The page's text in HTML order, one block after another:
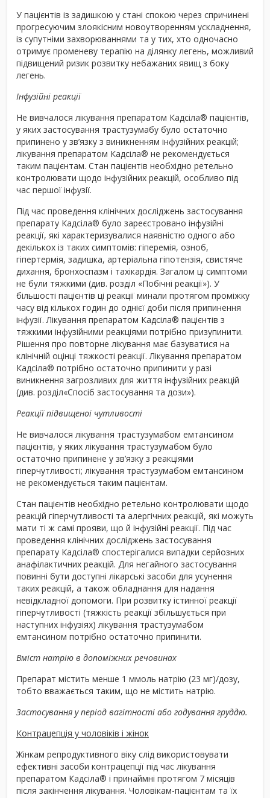
У пацієнтів із задишкою у стані спокою через спричинені
прогресуючим злоякісним новоутворенням ускладнення,
із супутніми захворюваннями та у тих, хто одночасно
отримує променеву терапію на ділянку легень, можливий
підвищений ризик розвитку небажаних явищ з боку
легень.
Інфузійні реакції
Не вивчалося лікування препаратом Кадсіла® пацієнтів,
у яких застосування трастузумабу було остаточно
припинено у зв’язку з виникненням інфузійних реакцій;
лікування препаратом Кадсіла® не рекомендується
таким пацієнтам. Стан пацієнтів необхідно ретельно
контролювати щодо інфузійних реакцій, особливо під
час першої інфузії.
Під час проведення клінічних досліджень застосування
препарату Кадсіла® було зареєстровано інфузійні
реакції, які характеризувалися наявністю одного або
декількох із таких симптомів: гіперемія, озноб,
гіпертермія, задишка, артеріальна гіпотензія, свистяче
дихання, бронхоспазм і тахікардія. Загалом ці симптоми
не були тяжкими (див. розділ «Побічні реакції»). У
більшості пацієнтів ці реакції минали протягом проміжку
часу від кількох годин до однієї доби після припинення
інфузії. Лікування препаратом Кадсіла® пацієнтів з
тяжкими інфузійними реакціями потрібно призупинити.
Рішення про повторне лікування має базуватися на
клінічній оцінці тяжкості реакції. Лікування препаратом
Кадсіла® потрібно остаточно припинити у разі
виникнення загрозливих для життя інфузійних реакцій
(див. розділ«Спосіб застосування та дози»).
Реакції підвищеної чутливості
Не вивчалося лікування трастузумабом емтансином
пацієнтів, у яких лікування трастузумабом було
остаточно припинене у зв’язку з реакціями
гіперчутливості; лікування трастузумабом емтансином
не рекомендується таким пацієнтам.
Стан пацієнтів необхідно ретельно контролювати щодо
реакцій гіперчутливості та алергічних реакцій, які можуть
мати ті ж самі прояви, що й інфузійні реакції. Під час
проведення клінічних досліджень застосування
препарату Кадсіла® спостерігалися випадки серйозних
анафілактичних реакцій. Для негайного застосування
повинні бути доступні лікарські засоби для усунення
таких реакцій, а також обладнання для надання
невідкладної допомоги. При розвитку істинної реакції
гіперчутливості (тяжкість реакції збільшується при
наступних інфузіях) лікування трастузумабом
емтансином потрібно остаточно припинити.
Вміст натрію в допоміжних речовинах
Препарат містить менше 1 ммоль натрію (23 мг)/дозу,
тобто вважається таким, що не містить натрію.
Застосування у період вагітності або годування груддю.
Контрацепція у чоловіків і жінок
Жінкам репродуктивного віку слід використовувати
ефективні засоби контрацепції під час лікування
препаратом Кадсіла® і принаймні протягом 7 місяців
після закінчення лікування. Чоловікам-пацієнтам та їх